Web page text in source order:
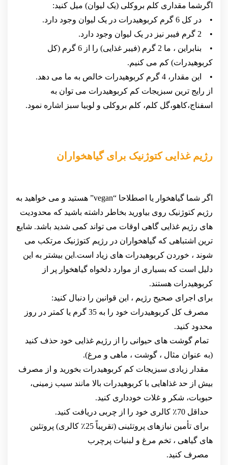
اگرشما مقداری کلم بروکلی (یک لیوان) میل کنید:
• در کل 6 گرم کربوهیدرات در یک لیوان وجود دارد.
• 2 گرم فیبر نیز در یک لیوان وجود دارد.
• بنابراین ، ما 2 گرم (فیبر غذایی) را از 6 گرم (کل
کربوهیدرات) کم می کنیم.
• این مقدار، 4 گرم کربوهیدرات خالص به ما می دهد.
از رایج ترین سبزیجات کم کربوهیدرات می توان به
اسفناج،کاهو،گل کلم، کلم بروکلی و لوبیا سبز اشاره نمود.
رژیم غذایی کتوژنیک برای گیاهخواران
اگر شما گیاهخوار یا اصطلاحا “vegan” هستید و می خواهید به
رژیم کتوژنیک روی بیاورید بخاطر داشته باشید که محدودیت
های رژیم غذایی گاهی اوقات می تواند کمی شدید باشد. شایع
ترین اشتباهی که گیاهخواران در رژیم کتوژنیک مرتکب می
شوند ، خوردن کربوهیدرات های زیاد است.این بیشتر به این
دلیل است که بسیاری از موارد دلخواه گیاهخوار پر از
کربوهیدرات هستند.
برای اجرای صحیح رژیم ، این قوانین را دنبال کنید:
مصرف کل کربوهیدرات خود را به 35 گرم یا کمتر در روز
محدود کنید.
تمام گوشت های حیوانی را از رژیم غذایی خود حذف کنید
(به عنوان مثال ، گوشت ، ماهی و مرغ).
مقدار زیادی سبزیجات کم کربوهیدرات بخورید و از مصرف
بیش از حد غذاهایی با کربوهیدرات بالا مانند سیب زمینی،
حبوبات، شکر و غلات خودداری کنید.
حداقل 70٪ کالری خود را از چربی دریافت کنید.
برای تأمین نیازهای پروتئینی (تقریباً 25٪ کالری) پروتئین
های گیاهی ، تخم مرغ و لبنیات پرچرب
مصرف کنید.